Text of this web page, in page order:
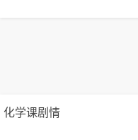
化学课剧情